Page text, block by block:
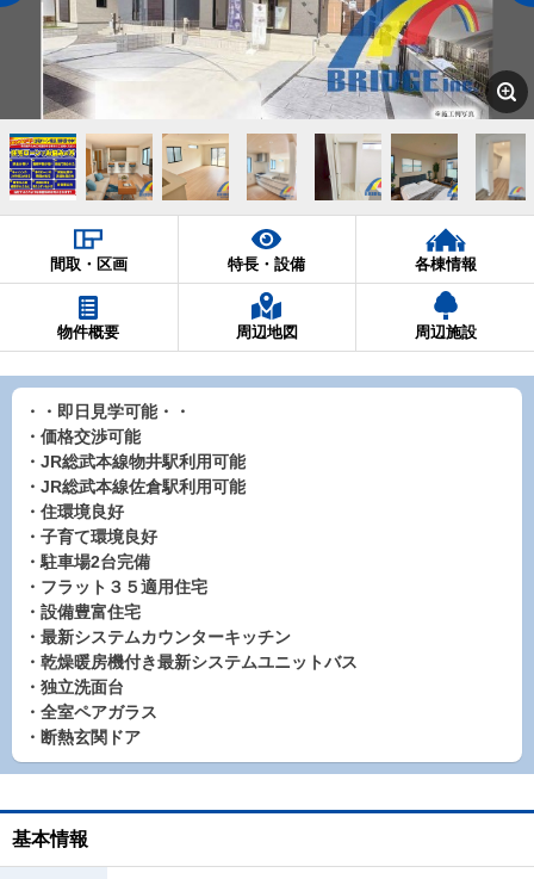
間取・区画 特長・設備 各棟情報
物件概要 周辺地図 周辺施設
・・即日見学可能・・
・価格交渉可能
・JR総武本線物井駅利用可能
・JR総武本線佐倉駅利用可能
・住環境良好
・子育て環境良好
・駐車場2台完備
・フラット３５適用住宅
・設備豊富住宅
・最新システムカウンターキッチン
・乾燥暖房機付き最新システムユニットバス
・独立洗面台
・全室ペアガラス
・断熱玄関ドア
基本情報